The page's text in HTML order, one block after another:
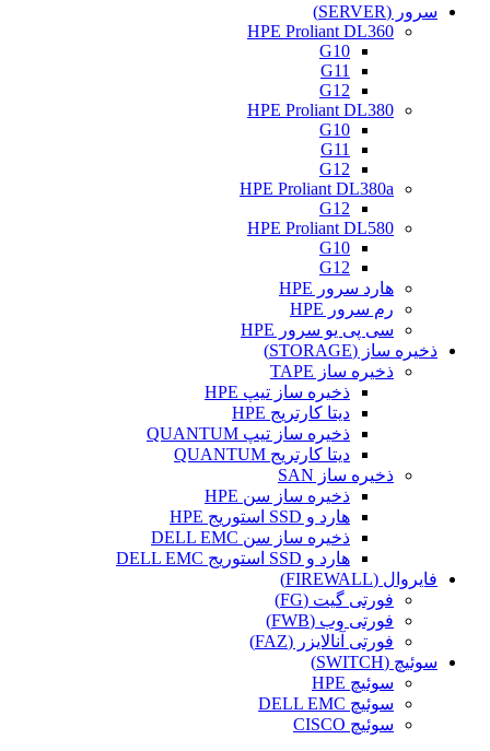
سرور (SERVER)
HPE Proliant DL360
G10
G11
G12
HPE Proliant DL380
G10
G11
G12
HPE Proliant DL380a
G12
HPE Proliant DL580
G10
G12
هارد سرور HPE
رم سرور HPE
سی پی یو سرور HPE
ذخیره ساز (STORAGE)
ذخیره ساز TAPE
ذخیره ساز تیپ HPE
دیتا کارتریج HPE
ذخیره ساز تیپ QUANTUM
دیتا کارتریج QUANTUM
ذخیره ساز SAN
ذخیره ساز سن HPE
هارد و SSD استوریج HPE
ذخیره ساز سن DELL EMC
هارد و SSD استوریج DELL EMC
فایروال (FIREWALL)
فورتی گیت (FG)
فورتی وب (FWB)
فورتی آنالایزر (FAZ)
سوئیچ (SWITCH)
سوئیچ HPE
سوئیچ DELL EMC
سوئیچ CISCO